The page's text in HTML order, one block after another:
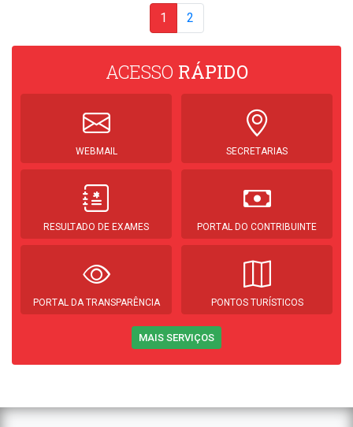
1 2
ACESSO RÁPIDO
WEBMAIL SECRETARIAS
RESULTADO DE EXAMES PORTAL DO CONTRIBUINTE
PORTAL DA TRANSPARÊNCIA PONTOS TURÍSTICOS
MAIS SERVIÇOS